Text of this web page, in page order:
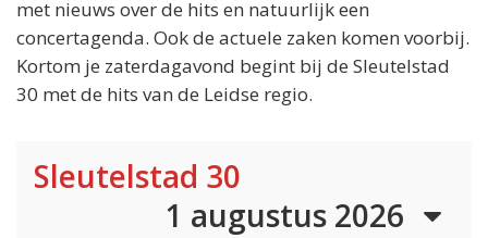
met nieuws over de hits en natuurlijk een
concertagenda. Ook de actuele zaken komen voorbij.
Kortom je zaterdagavond begint bij de Sleutelstad
30 met de hits van de Leidse regio.
Sleutelstad 30
1 augustus 2026